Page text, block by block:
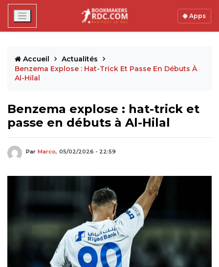
Apps
Accueil
Actualités
Benzema Explose : Hat-Trick Et Passe En Débuts À
Al-Hilal
Benzema explose : hat-trick et
passe en débuts à Al-Hilal
Par Marco, 05/02/2026 - 22:59